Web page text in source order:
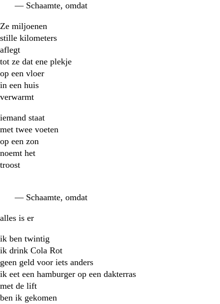
— Schaamte, omdat
Ze miljoenen
stille kilometers
aflegt
tot ze dat ene plekje
op een vloer
in een huis
verwarmt
iemand staat
met twee voeten
op een zon
noemt het
troost
— Schaamte, omdat
alles is er
ik ben twintig
ik drink Cola Rot
geen geld voor iets anders
ik eet een hamburger op een dakterras
met de lift
ben ik gekomen